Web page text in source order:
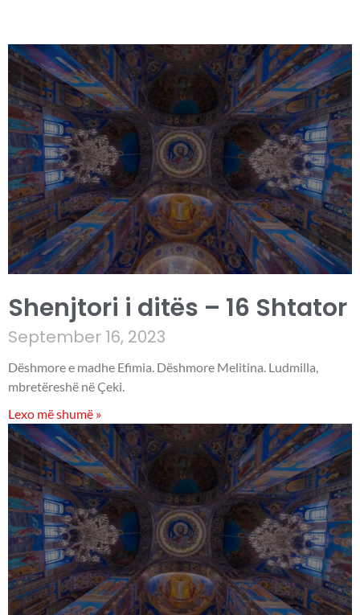
Shenjtori i ditës – 16 Shtator
September 16, 2023
Dëshmore e madhe Efimia. Dëshmore Melitina. Ludmilla,
mbretëreshë në Çeki.
Lexo më shumë »